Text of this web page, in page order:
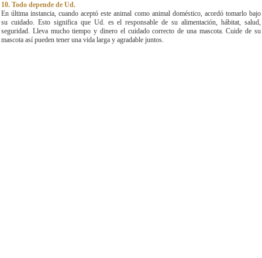
10. Todo depende de Ud.
En última instancia, cuando aceptó este animal como animal doméstico, acordó tomarlo bajo
su cuidado. Esto significa que Ud. es el responsable de su alimentación, hábitat, salud,
seguridad. Lleva mucho tiempo y dinero el cuidado correcto de una mascota. Cuide de su
mascota así pueden tener una vida larga y agradable juntos.